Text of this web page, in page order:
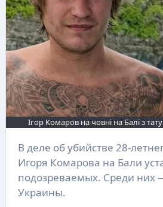
Ігор Комаров на човні на Балі з
В деле об убийстве 28-летнего украинца
Игоря Комарова на Бали
подозреваемых. Среди них
Украины.